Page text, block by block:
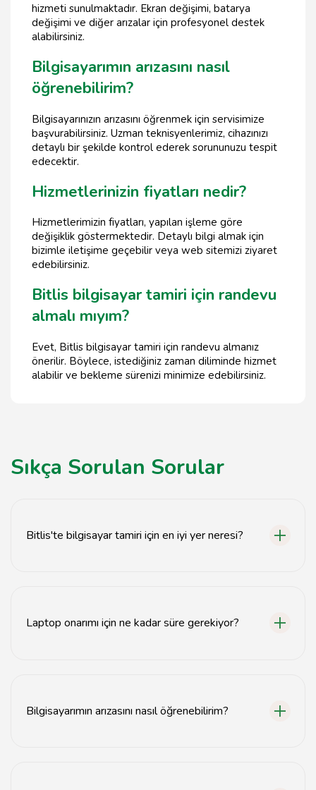
hizmeti sunulmaktadır. Ekran değişimi, batarya
değişimi ve diğer arızalar için profesyonel destek
alabilirsiniz.
Bilgisayarımın arızasını nasıl
öğrenebilirim?
Bilgisayarınızın arızasını öğrenmek için servisimize
başvurabilirsiniz. Uzman teknisyenlerimiz, cihazınızı
detaylı bir şekilde kontrol ederek sorununuzu tespit
edecektir.
Hizmetlerinizin fiyatları nedir?
Hizmetlerimizin fiyatları, yapılan işleme göre
değişiklik göstermektedir. Detaylı bilgi almak için
bizimle iletişime geçebilir veya web sitemizi ziyaret
edebilirsiniz.
Bitlis bilgisayar tamiri için randevu
almalı mıyım?
Evet, Bitlis bilgisayar tamiri için randevu almanız
önerilir. Böylece, istediğiniz zaman diliminde hizmet
alabilir ve bekleme sürenizi minimize edebilirsiniz.
Sıkça Sorulan Sorular
Bitlis'te bilgisayar tamiri için en iyi yer neresi?
Laptop onarımı için ne kadar süre gerekiyor?
Bilgisayarımın arızasını nasıl öğrenebilirim?